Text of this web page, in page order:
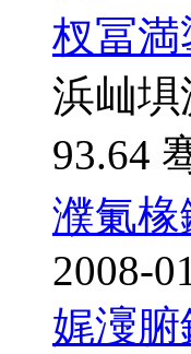
杈冨
浜屾
93.64
濮氭
2008-
娓濅